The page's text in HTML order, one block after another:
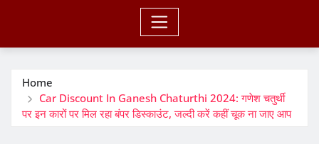
Home
Car Discount In Ganesh Chaturthi 2024: गणेश चतुर्थी
पर इन कारों पर मिल रहा बंपर डिस्काउंट, जल्दी करें कहीं चूक ना जाए आप